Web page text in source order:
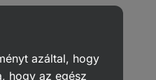
azáltal, hogy
hogy az egész